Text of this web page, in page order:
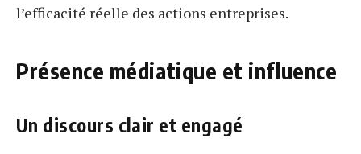
l’efficacité réelle des actions entreprises.
Présence médiatique et influence
Un discours clair et engagé